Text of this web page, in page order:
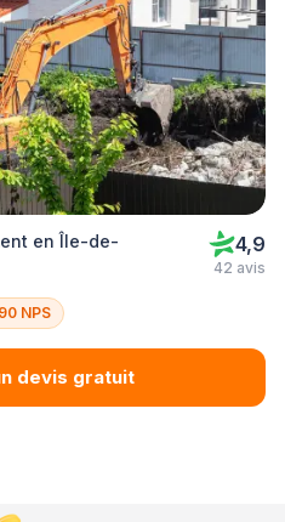
en Île-de-
4,9
42 avis
NPS
devis gratuit